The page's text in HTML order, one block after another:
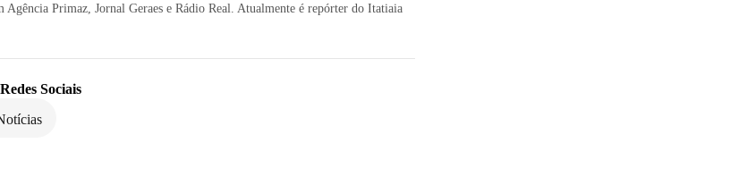
Agência Primaz, Jornal Geraes e Rádio Real. Atualmente é repórter do Itatiaia
Sociais